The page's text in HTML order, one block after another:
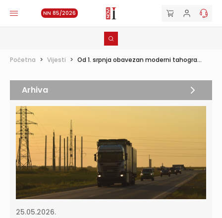
NN 85/2026
Početna > Vijesti > Od 1. srpnja obavezan moderni tahogra...
25.05.2026.
Arhiva